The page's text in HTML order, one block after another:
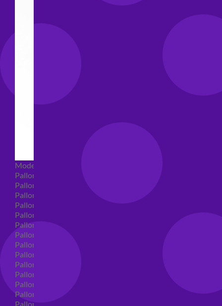
Modellabili
Palloncini mongolfiera in lattice
Palloncini Mini Shape
Palloncini Shape
Palloncini nascita shape
Palloncini Battesimo shape
Palloncini Altre Ricorrenze Shape
Palloncini primo compleanno shape
Palloncini Animali Shape
Palloncini Personaggi shape
Palloncini comunione shape
Palloncini Cresima shape
Palloncini laurea shape
Palloncini compleanno shape
Palloncini 18 anni shape